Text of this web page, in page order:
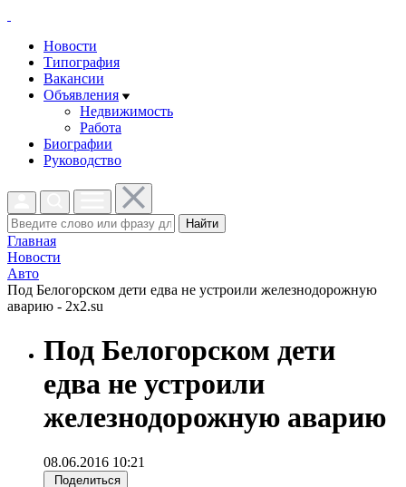
Новости
Типография
Вакансии
Объявления
Недвижимость
Работа
Биографии
Руководство
Найти
Главная
Новости
Авто
Под Белогорском дети едва не устроили железнодорожную
аварию - 2x2.su
Под Белогорском дети
едва не устроили
железнодорожную аварию
08.06.2016 10:21
Поделиться